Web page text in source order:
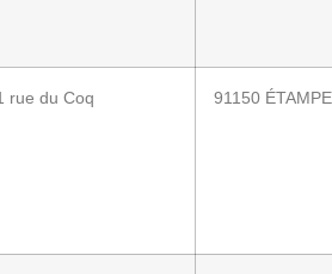
rue du Coq 91150